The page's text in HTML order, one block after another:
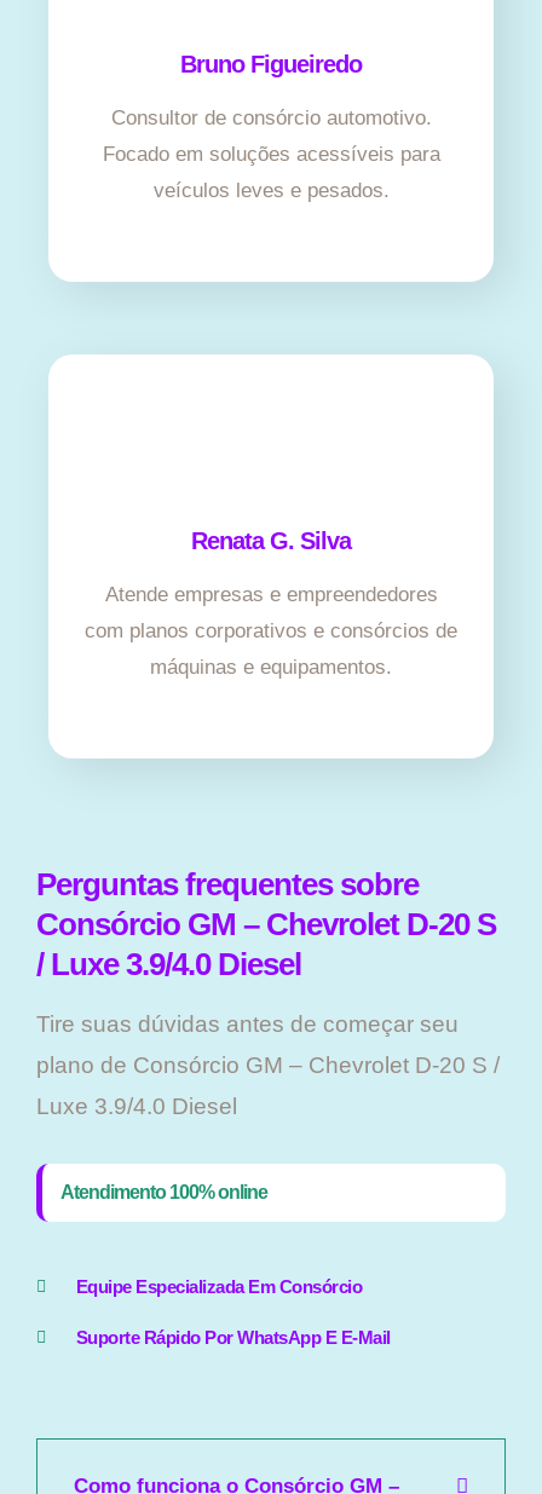
Bruno Figueiredo
Consultor de consórcio automotivo.
Focado em soluções acessíveis para
veículos leves e pesados.
Renata G. Silva
Atende empresas e empreendedores
com planos corporativos e consórcios de
máquinas e equipamentos.
Perguntas frequentes sobre
Consórcio GM – Chevrolet D-20 S
/ Luxe 3.9/4.0 Diesel
Tire suas dúvidas antes de começar seu
plano ​de Consórcio GM – Chevrolet D-20 S /
Luxe 3.9/4.0 Diesel
Atendimento 100% online
Equipe Especializada Em Consórcio
Suporte Rápido Por WhatsApp E E-Mail
Como funciona o Consórcio GM –